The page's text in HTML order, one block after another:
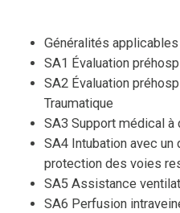
Généralités
SA1 Évaluation
SA2 Évaluation
Traumatique
SA3 Support médical à
SA4 Intubation avec
protection des voies
SA5 Assistance
SA6 Perfusion